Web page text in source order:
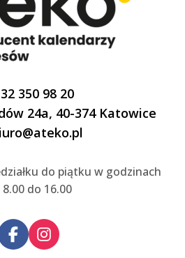
32 350 98 20
24a, 40-374 Katowice
do piątku w godzinach
do 16.00